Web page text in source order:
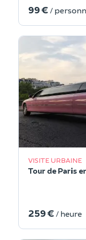
99 € /
VISITE URBAINE
Tour de Paris
259 € / heure